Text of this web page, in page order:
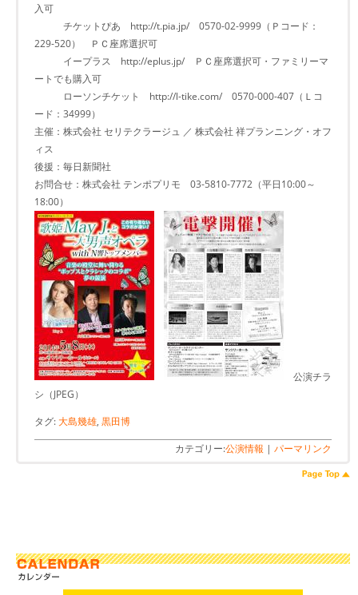
入可
チケットぴあ http://t.pia.jp/ 0570-02-9999（Ｐコード：
229-520） ＰＣ座席選択可
イープラス http://eplus.jp/ ＰＣ座席選択可・ファミリーマ
ートでも購入可
ローソンチケット http://l-tike.com/ 0570-000-407（Ｌコ
ード：34999）
主催：株式会社 セリテクラージュ ／ 株式会社 祥プランニング・オフ
ィス
後援：毎日新聞社
お問合せ：株式会社 テンポプリモ 03-5810-7772（平日10:00～
18:00）
公演チラ
シ（JPEG）
タグ:大島幾雄, 黒田博
カテゴリー:公演情報 | パーマリンク